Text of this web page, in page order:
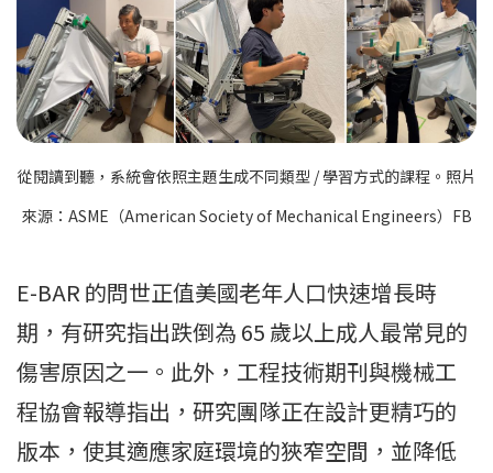
從閱讀到聽，系統會依照主題生成不同類型 / 學習方式的課程。照片
來源：ASME（American Society of Mechanical Engineers）FB
E-BAR 的問世正值美國老年人口快速增長時
期，有研究指出跌倒為 65 歲以上成人最常見的
傷害原因之一。此外，工程技術期刊與機械工
程協會報導指出，研究團隊正在設計更精巧的
版本，使其適應家庭環境的狹窄空間，並降低